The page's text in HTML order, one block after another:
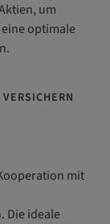
um
optimale
mit
Die ideale